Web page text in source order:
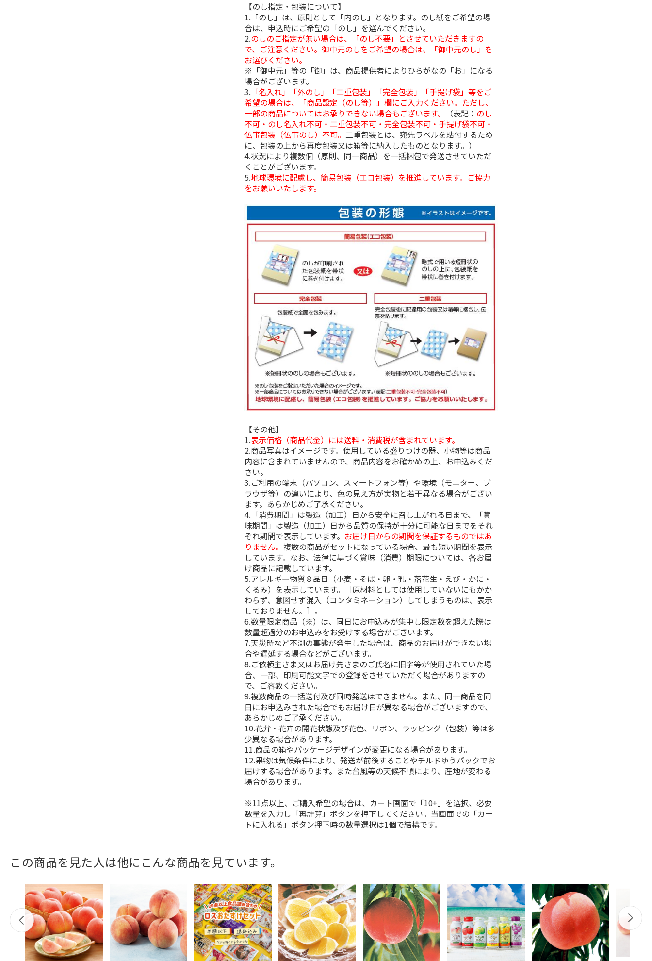
【のし指定・包装について】
1.「のし」は、原則として「内のし」となります。のし紙をご希望の場
合は、申込時にご希望の「のし」を選んでください。
2.のしのご指定が無い場合は、「のし不要」とさせていただきますの
で、ご注意ください。御中元のしをご希望の場合は、「御中元のし」を
お選びください。
※「御中元」等の「御」は、商品提供者によりひらがなの「お」になる
場合がございます。
3. 「名入れ」「外のし」「二重包装」「完全包装」「手提げ袋」等をご
希望の場合は、「商品設定（のし等）」欄にご入力ください。ただし、
一部の商品についてはお承りできない場合もございます。
（表記： のし
不可・のし名入れ不可・二重包装不可・完全包装不可・手提げ袋不可・
仏事包装（仏事のし）不可。 二重包装とは、宛先ラベルを貼付するため
に、包装の上から再度包装又は箱等に納入したものとなります。）
4.状況により複数個（原則、同一商品）を一括梱包で発送させていただ
くことがございます。
5.地球環境に配慮し、簡易包装（エコ包装）を推進しています。ご協力
をお願いいたします。
【その他】
1.表示価格（商品代金）には送料・消費税が含まれています。
2.商品写真はイメージです。使用している盛りつけの器、小物等は商品
内容に含まれていませんので、商品内容をお確かめの上、お申込みくだ
さい。
3.ご利用の端末（パソコン、スマートフォン等）や環境（モニター、ブ
ラウザ等）の違いにより、色の見え方が実物と若干異なる場合がござい
ます。あらかじめご了承ください。
4.「消費期間」は製造（加工）日から安全に召し上がれる日まで、「賞
味期間」は製造（加工）日から品質の保持が十分に可能な日までをそれ
ぞれ期間で表示しています。 お届け日からの期間を保証するものではあ
りません。複数の商品がセットになっている場合、最も短い期間を表示
しています。なお、法律に基づく賞味（消費）期限については、各お届
け商品に記載しています。
5.アレルギー物質８品目（小麦・そば・卵・乳・落花生・えび・かに・
くるみ）を表示しています。［原材料としては使用していないにもかか
わらず、意図せず混入（コンタミネーション）してしまうものは、表示
しておりません。］。
6.数量限定商品（※）は、同日にお申込みが集中し限定数を超えた際は
数量超過分のお申込みをお受けする場合がございます。
7.天災時など不測の事態が発生した場合は、商品のお届けができない場
合や遅延する場合などがございます。
8.ご依頼主さま又はお届け先さまのご氏名に旧字等が使用されていた場
合、一部、印刷可能文字での登録をさせていただく場合がありますの
で、ご容赦ください。
9.複数商品の一括送付及び同時発送はできません。また、同一商品を同
日にお申込みされた場合でもお届け日が異なる場合がございますので、
あらかじめご了承ください。
10.花弁・花卉の開花状態及び花色、リボン、ラッピング（包装）等は多
少異なる場合があります。
11.商品の箱やパッケージデザインが変更になる場合があります。
12.果物は気候条件により、発送が前後することやチルドゆうパックでお
届けする場合があります。また台風等の天候不順により、産地が変わる
場合があります。
※11点以上、ご購入希望の場合は、カート画面で「10+」を選択、必要
数量を入力し「再計算」ボタンを押下してください。当画面での「カー
トに入れる」ボタン押下時の数量選択は1個で結構です。
この商品を見た人は他にこんな商品を見ています。